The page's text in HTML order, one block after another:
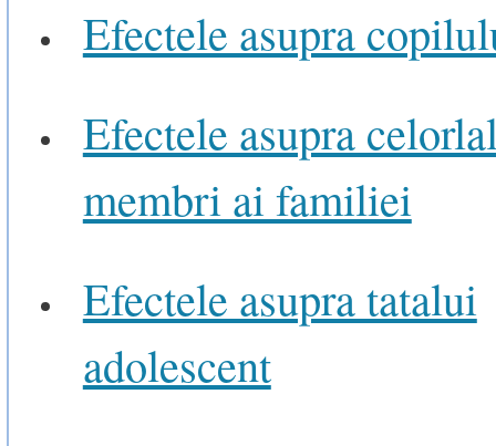
Efectele asupra
Efectele asupra
membri ai familiei
Efectele asupra tatalui
adolescent